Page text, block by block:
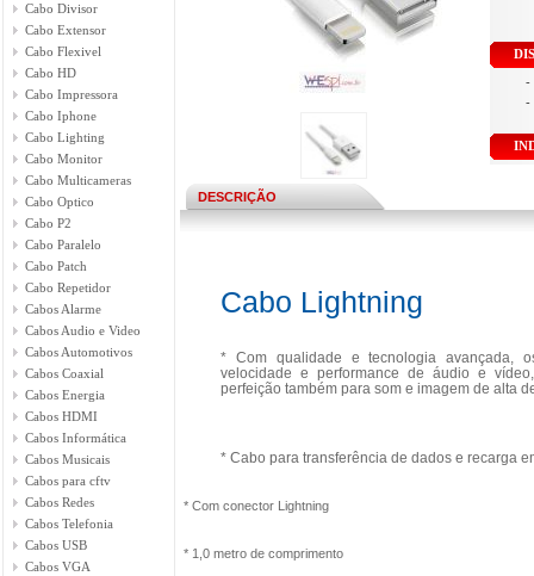
Cabo Divisor
Cabo Extensor
Cabo Flexivel
Cabo HD
Cabo Impressora
Cabo Iphone
Cabo Lighting
Cabo Monitor
Cabo Multicameras
Cabo Optico
Cabo P2
Cabo Paralelo
Cabo Patch
Cabo Repetidor
Cabos Alarme
Cabos Audio e Video
Cabos Automotivos
Cabos Coaxial
Cabos Energia
Cabos HDMI
Cabos Informática
Cabos Musicais
Cabos para cftv
Cabos Redes
Cabos Telefonia
Cabos USB
Cabos VGA
-
-
DESCRIÇÃO
Cabo Lightning
* Com qualidade e tecnologia avançada,
velocidade e performance de áudio e
perfeição também para som e imagem de alta
* Cabo para transferência de dados e recarga
* Com conector Lightning
* 1,0 metro de comprimento